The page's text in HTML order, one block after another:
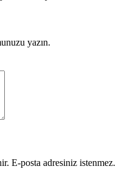
yazın.
E-posta adresiniz istenmez.